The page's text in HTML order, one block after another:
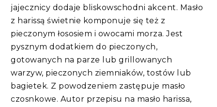
jajecznicy dodaje bliskowschodni akcent. Masło
z harissą świetnie komponuje się też z
pieczonym łososiem i owocami morza. Jest
pysznym dodatkiem do pieczonych,
gotowanych na parze lub grillowanych
warzyw, pieczonych ziemniaków, tostów lub
bagietek. Z powodzeniem zastępuje masło
czosnkowe. Autor przepisu na masło harissa,